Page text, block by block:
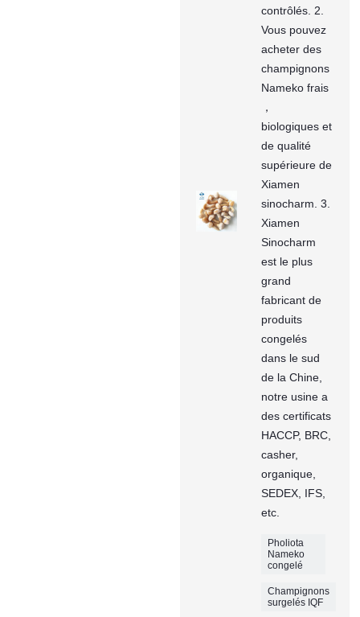
contrôlés. 2.
Vous pouvez
acheter des
champignons
Nameko frais
，
biologiques et
de qualité
supérieure de
Xiamen
sinocharm. 3.
Xiamen
Sinocharm
est le plus
grand
fabricant de
produits
congelés
dans le sud
de la Chine,
notre usine a
des certificats
HACCP, BRC,
casher,
organique,
SEDEX, IFS,
etc.
Pholiota
Nameko
congelé
Champignons
surgelés IQF